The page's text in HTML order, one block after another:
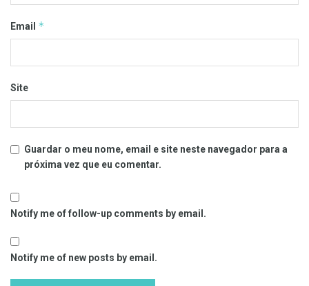
Email *
Site
Guardar o meu nome, email e site neste navegador para a
próxima vez que eu comentar.
Notify me of follow-up comments by email.
Notify me of new posts by email.